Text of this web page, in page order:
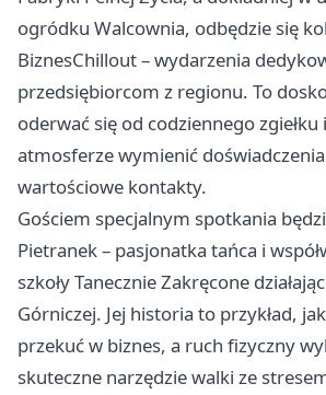
ogródku Walcownia, odbędzie się
BiznesChillout – wydarzenia
przedsiębiorcom z regionu. To
oderwać się od codziennego
atmosferze wymienić
wartościowe kontakty.
Gościem specjalnym spotkania
Pietranek – pasjonatka tańca i
szkoły Tanecznie Zakręcone
Górniczej. Jej historia to przykład,
przekuć w biznes, a ruch fizyczny
skuteczne narzędzie walki ze